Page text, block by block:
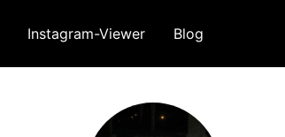
Instagram-Viewer Blog